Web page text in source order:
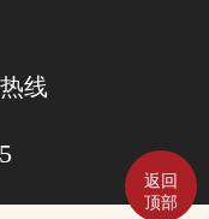
线
返回
顶部